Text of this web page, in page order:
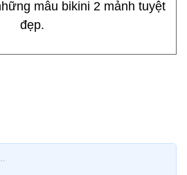
mẫu bikini 2 mảnh tuyệt
đẹp.